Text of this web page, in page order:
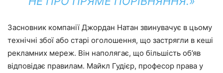
Засновник компанії Джордан Натан звинувачує в цьому
технічні збої або старі оголошення, що застрягли в кеші
рекламних мереж. Він наполягає, що більшість об’яв
відповідає правилам. Майкл Гудієр, професор права у